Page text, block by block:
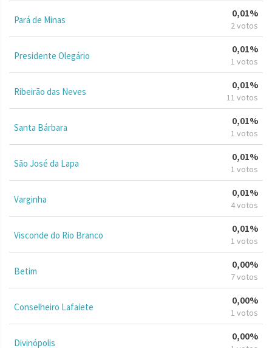
Pará de Minas
0,01%
2 votos
Presidente Olegário
0,01%
1 votos
Ribeirão das Neves
0,01%
11 votos
Santa Bárbara
0,01%
1 votos
São José da Lapa
0,01%
1 votos
Varginha
0,01%
4 votos
Visconde do Rio Branco
0,01%
1 votos
Betim
0,00%
7 votos
Conselheiro Lafaiete
0,00%
1 votos
Divinópolis
0,00%